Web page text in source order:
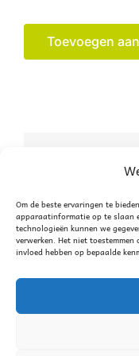
Om de beste ervaringen te
apparaatinformatie op te slaan
technologieën kunnen we
verwerken. Het niet
invloed hebben op bepaalde
Toevoegen
Deel